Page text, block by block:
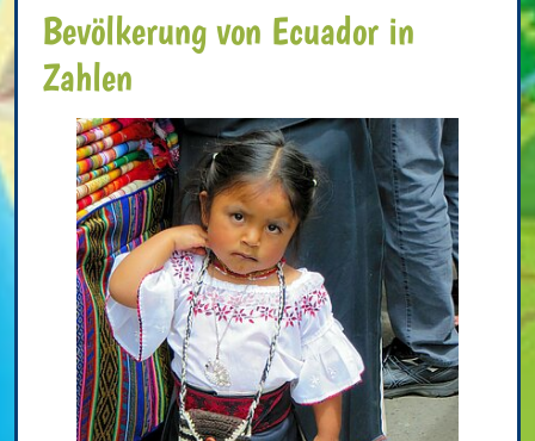
Bevölkerung von Ecuador in
Zahlen